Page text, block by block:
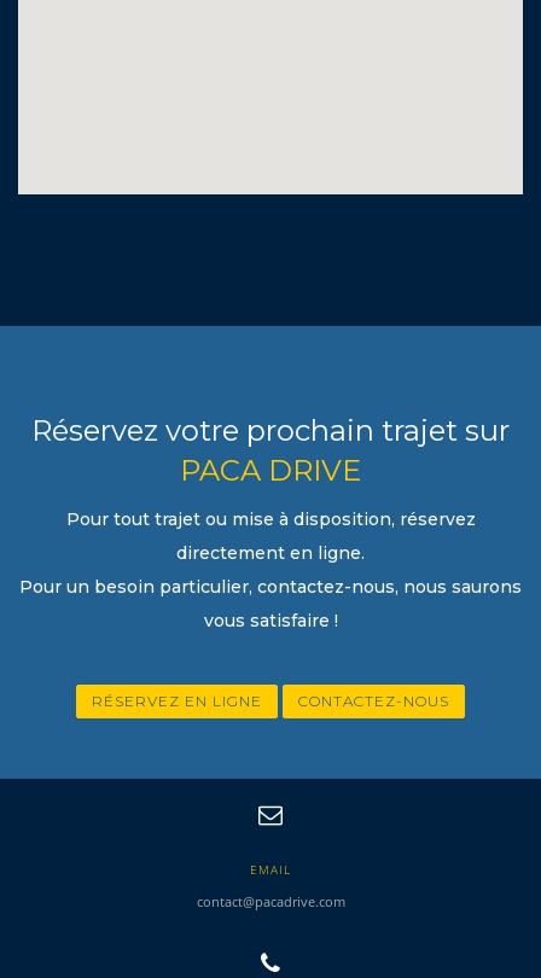
Réservez votre prochain trajet sur
PACA DRIVE
Pour tout trajet ou mise à disposition, réservez
directement en ligne.
Pour un besoin particulier, contactez-nous, nous saurons
vous satisfaire !
RÉSERVEZ EN LIGNE CONTACTEZ-NOUS
EMAIL
contact@pacadrive.com